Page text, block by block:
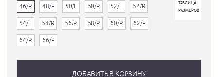
46/R 48/R 50/L 50/R 52/L 52/R
54/L 54/R 56/R 58/R 60/R 62/R
64/R 66/R
ТАБЛИЦА
РАЗМЕРОВ
ДОБАВИТЬ В КОРЗИНУ